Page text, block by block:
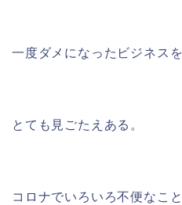
一度ダメになったビジネス
とても見ごたえある。
コロナでいろいろ不便なこ